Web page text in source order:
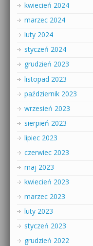
kwiecień 2024
marzec 2024
luty 2024
styczeń 2024
grudzień 2023
listopad 2023
październik 2023
wrzesień 2023
sierpień 2023
lipiec 2023
czerwiec 2023
maj 2023
kwiecień 2023
marzec 2023
luty 2023
styczeń 2023
grudzień 2022